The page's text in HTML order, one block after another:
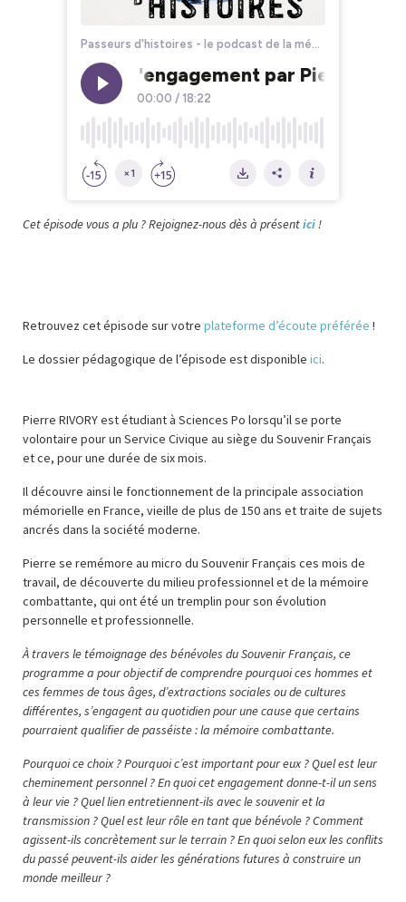
Cet épisode vous a plu ? Rejoignez-nous dès à présentici!
Retrouvez cet épisode sur votre plateforme d’écoute préférée !
Le dossier pédagogique de l’épisode est disponible ici.
Pierre RIVORY est étudiant à Sciences Po lorsqu’il se porte
volontaire pour un Service Civique au siège du Souvenir Français
et ce, pour une durée de six mois.
Il découvre ainsi le fonctionnement de la principale association
mémorielle en France, vieille de plus de 150 ans et traite de sujets
ancrés dans la société moderne.
Pierre se remémore au micro du Souvenir Français ces mois de
travail, de découverte du milieu professionnel et de la mémoire
combattante, qui ont été un tremplin pour son évolution
personnelle et professionnelle.
À travers le témoignage des bénévoles du Souvenir Français, ce
programme a pour objectif de comprendre pourquoi ces hommes et
ces femmes de tous âges, d’extractions sociales ou de cultures
différentes, s’engagent au quotidien pour une cause que certains
pourraient qualifier de passéiste : la mémoire combattante.
Pourquoi ce choix ? Pourquoi c’est important pour eux ? Quel est leur
cheminement personnel ? En quoi cet engagement donne-t-il un sens
à leur vie ? Quel lien entretiennent-ils avec le souvenir et la
transmission ? Quel est leur rôle en tant que bénévole ? Comment
agissent-ils concrètement sur le terrain ? En quoi selon eux les conflits
du passé peuvent-ils aider les générations futures à construire un
monde meilleur ?